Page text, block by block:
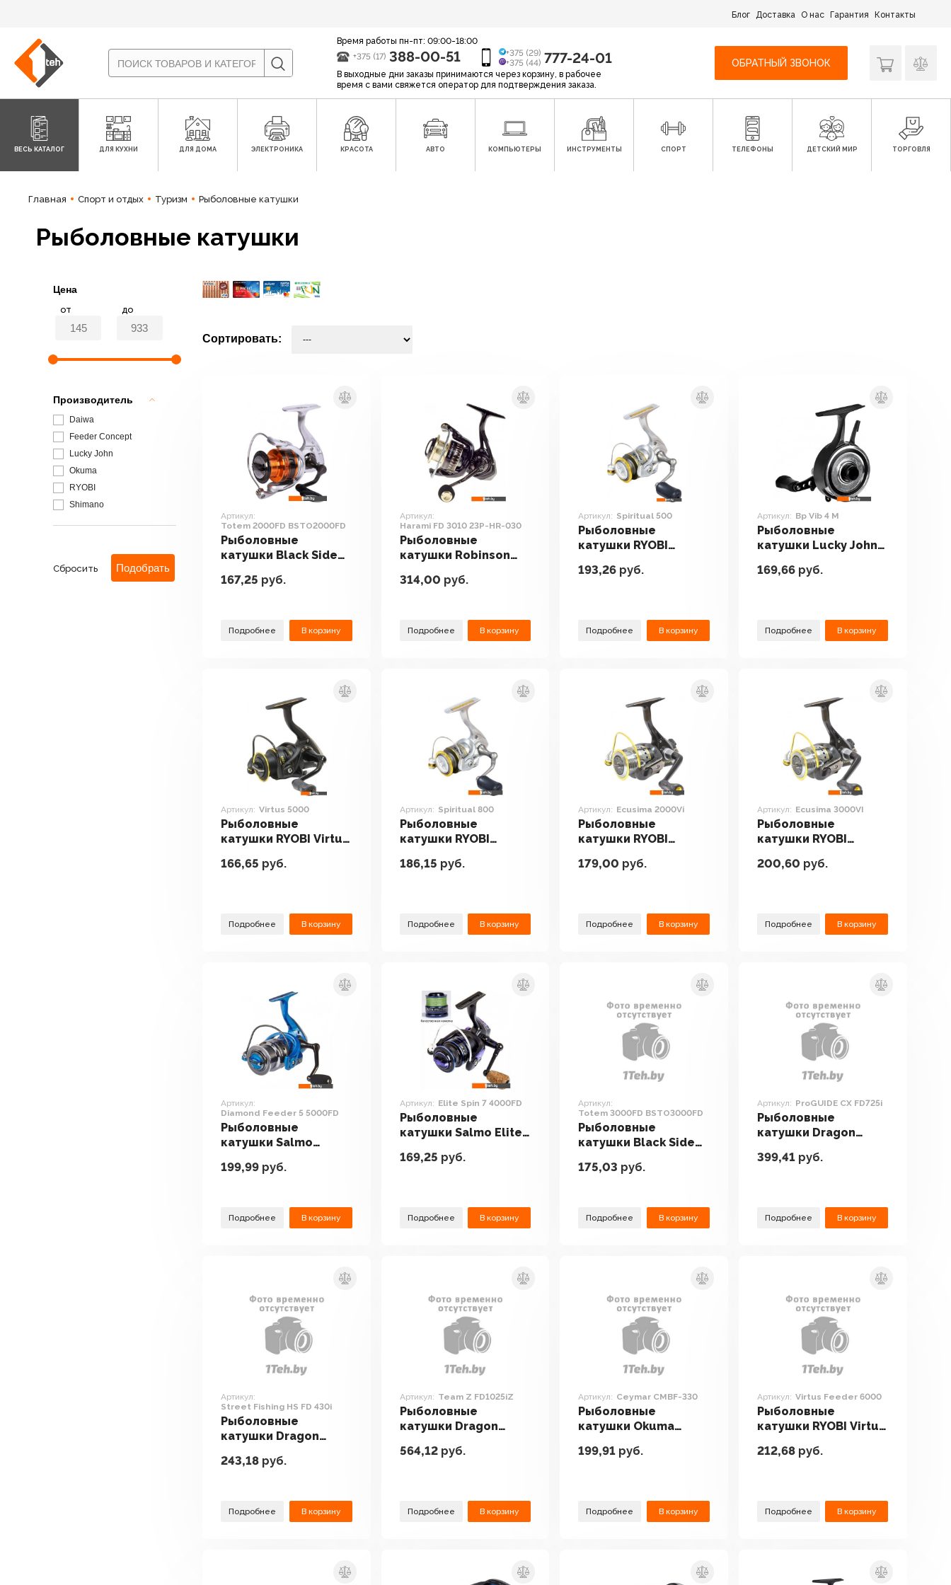
Блог Доставка О нас Гарантия Контакты
Время работы пн-пт: 09:00-18:00
+375 (17) 388-00-51
+375 (29)
+375 (44) 777-24-01
В выходные дни заказы принимаются через корзину, в рабочее
время с вами свяжется оператор для подтверждения заказа.
ОБРАТНЫЙ ЗВОНОК
ВЕСЬ КАТАЛОГ ДЛЯ КУХНИ ДЛЯ ДОМА ЭЛЕКТРОНИКА КРАСОТА АВТО КОМПЬЮТЕРЫ ИНСТРУМЕНТЫ СПОРТ ТЕЛЕФОНЫ ДЕТСКИЙ МИР ТОРГОВЛЯ
Главная Спорт и отдых Туризм Рыболовные катушки
Рыболовные катушки
Цена
от до
Производитель
Daiwa
Feeder Concept
Lucky John
Okuma
RYOBI
Shimano
Сбросить
Сортировать:
Артикул:
Totem 2000FD BSTO2000FD
Рыболовные
катушки Black Side
BSTO2000FD
167,25 руб.
Подробнее В корзину
Артикул:
Harami FD 3010 23P-HR-030
Рыболовные
катушки Robinson
HR-030
314,00 руб.
Подробнее В корзину
Артикул: Spiritual 500
Рыболовные
катушки RYOBI
193,26 руб.
Подробнее В корзину
Артикул: Bp Vib 4 M
Рыболовные
катушки Lucky John
169,66 руб.
Подробнее В корзину
Артикул: Virtus 5000
Рыболовные
катушки RYOBI Virtus
166,65 руб.
Подробнее В корзину
Артикул: Spiritual 800
Рыболовные
катушки RYOBI
186,15 руб.
Подробнее В корзину
Артикул: Ecusima 2000Vi
Рыболовные
катушки RYOBI
179,00 руб.
Подробнее В корзину
Артикул: Ecusima 3000VI
Рыболовные
катушки RYOBI
200,60 руб.
Подробнее В корзину
Артикул:
Diamond Feeder 5 5000FD
Рыболовные
катушки Salmo
5000FD
199,99 руб.
Подробнее В корзину
Артикул: Elite Spin 7 4000FD
Рыболовные
катушки Salmo Elite
169,25 руб.
Подробнее В корзину
Артикул:
Totem 3000FD BSTO3000FD
Рыболовные
катушки Black Side
BSTO3000FD
175,03 руб.
Подробнее В корзину
Артикул: ProGUIDE CX FD725i
Рыболовные
катушки Dragon
399,41 руб.
Подробнее В корзину
Артикул:
Street Fishing HS FD 430i
Рыболовные
катушки Dragon
430i
243,18 руб.
Подробнее В корзину
Артикул: Team Z FD1025iZ
Рыболовные
катушки Dragon
564,12руб.
Подробнее В корзину
Артикул: Ceymar CMBF-330
Рыболовные
катушки Okuma
199,91 руб.
Подробнее В корзину
Артикул: Virtus Feeder 6000
Рыболовные
катушки RYOBI Virtus
212,68 руб.
Подробнее В корзину